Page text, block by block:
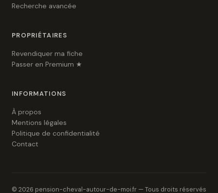
Recherche avancée
PROPRIÉTAIRES
Revendiquer ma fiche
Passer en Premium ★
INFORMATIONS
À propos
Mentions légales
Politique de confidentialité
Contact
© 2026 pension-cheval-autour-de-moi.fr — Tous droits réservés